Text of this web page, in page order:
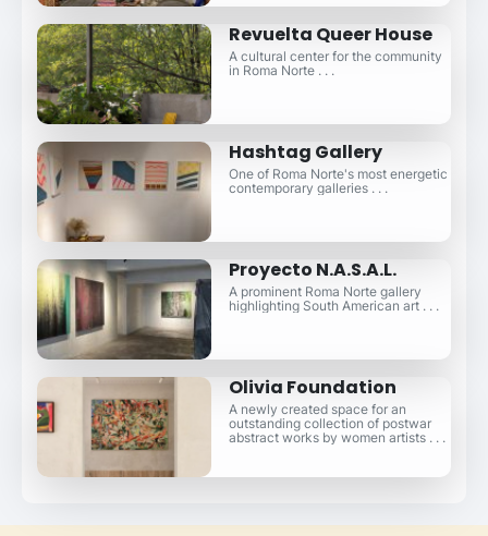
Revuelta Queer House
A cultural center for the community
in Roma Norte . . .
Hashtag Gallery
One of Roma Norte's most energetic
contemporary galleries . . .
Proyecto N.A.S.A.L.
A prominent Roma Norte gallery
highlighting South American art . . .
Olivia Foundation
A newly created space for an
outstanding collection of postwar
abstract works by women artists . . .